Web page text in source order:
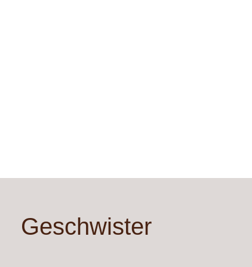
Geschwister